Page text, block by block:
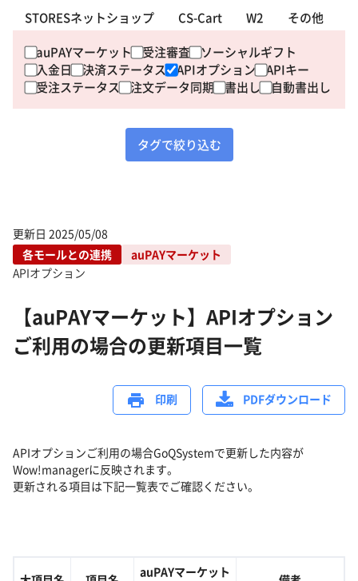
STORESネットショップ
CS-Cart W2
その他
auPAYマーケット 受注審査 ソーシャルギフト
入金日 決済ステータス APIオプション APIキー
受注ステータス 注文データ同期 書出し 自動書出し
タグで絞り込む
更新日 2025/05/08
各モールとの連携
auPAYマーケット
APIオプション
【auPAYマーケット】APIオプション
ご利用の場合の更新項目一覧
印刷 PDFダウンロード
APIオプションご利用の場合GoQSystemで更新した内容が
Wow!managerに反映されます。
更新される項目は下記一覧表でご確認ください。
auPAYマーケット